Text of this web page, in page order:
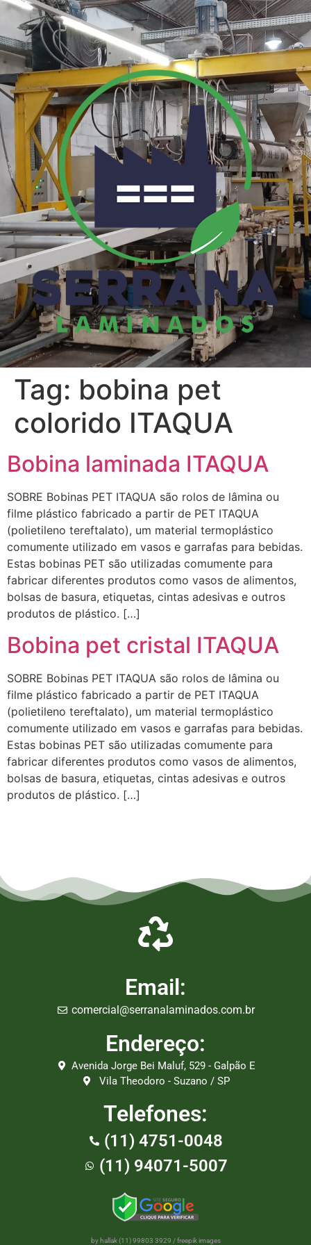
Tag: bobina pet
colorido ITAQUA
Bobina laminada ITAQUA
SOBRE Bobinas PET ITAQUA são rolos de lâmina ou
filme plástico fabricado a partir de PET ITAQUA
(polietileno tereftalato), um material termoplástico
comumente utilizado em vasos e garrafas para bebidas.
Estas bobinas PET são utilizadas comumente para
fabricar diferentes produtos como vasos de alimentos,
bolsas de basura, etiquetas, cintas adesivas e outros
produtos de plástico. […]
Bobina pet cristal ITAQUA
SOBRE Bobinas PET ITAQUA são rolos de lâmina ou
filme plástico fabricado a partir de PET ITAQUA
(polietileno tereftalato), um material termoplástico
comumente utilizado em vasos e garrafas para bebidas.
Estas bobinas PET são utilizadas comumente para
fabricar diferentes produtos como vasos de alimentos,
bolsas de basura, etiquetas, cintas adesivas e outros
produtos de plástico. […]
Email:
comercial@serranalaminados.com.br
Endereço:
Avenida Jorge Bei Maluf, 529 - Galpão E
Vila Theodoro - Suzano / SP
Telefones:
(11) 4751-0048
(11) 94071-5007
by hallak (11) 99803 3929 /freepik images